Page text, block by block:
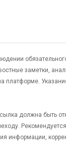
заметки,
должна быть
информации,